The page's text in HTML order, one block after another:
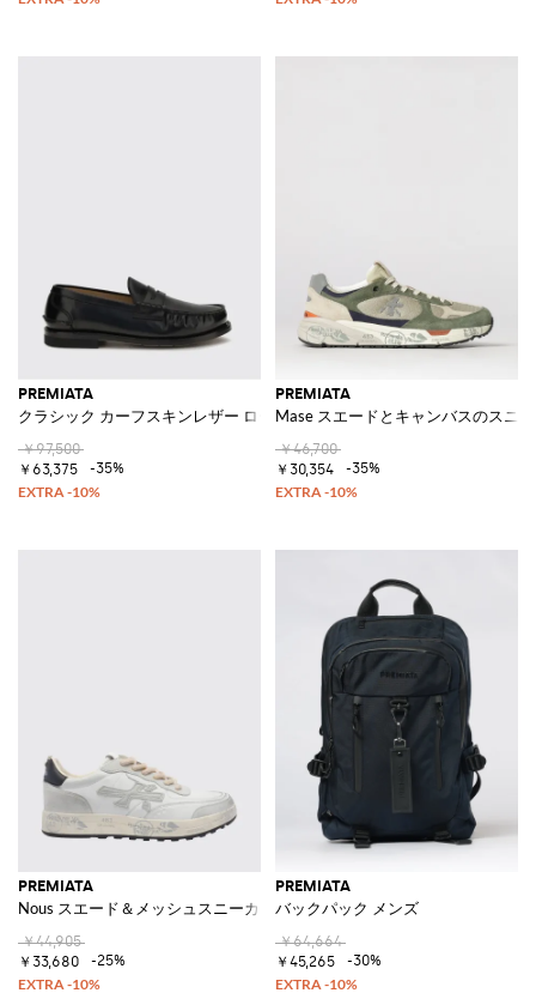
PREMIATA
クラシック カーフスキンレザー ローファー サドルストラップ＆レザーソ
￥97,500
￥63,375
-35%
PREMIATA
Mase スエードとキャンバスのスニ
￥46,700
￥30,354
-35%
PREMIATA
Nous スエード＆メッシュスニーカー
￥44,905
￥33,680
-25%
PREMIATA
バックパック メンズ
￥64,664
￥45,265
-30%